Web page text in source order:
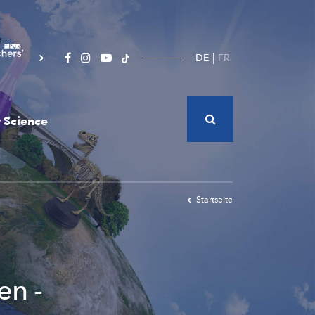
DE FR
Startseite
-